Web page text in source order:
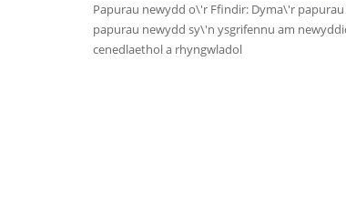
Papurau newydd o\'r Ffindir: Dyma\'r
papurau newydd sy\'n ysgrifennu am
cenedlaethol a rhyngwladol